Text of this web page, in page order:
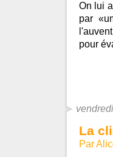
On lui
par
pour
La
Par